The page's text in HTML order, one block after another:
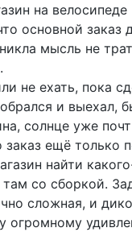
на велосипеде
основной заказ
мысль не
не ехать, пока
и выехал,
солнце уже
заказ ещё только
найти
со сборкой.
сложная, и
огромному